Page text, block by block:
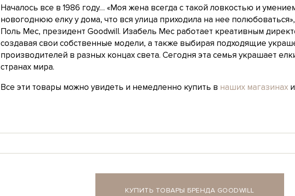
Началось все в 1986 году… «Моя жена всегда с такой ловкостью и
новогоднюю елку у дома, что вся улица приходила на нее
Поль Мес, президент Goodwill. Изабель Мес работает креативным
создавая свои собственные модели, а также выбирая подходящие
производителей в разных концах света. Сегодня эта семья украшает
странах мира.
Все эти товары можно увидеть и немедленно купить в наших магазинах
КУПИТЬ ТОВАРЫ БРЕНДА GOODWILL